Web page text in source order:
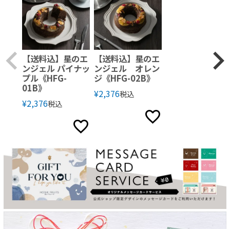
【送料込】星のエ
ンジェル パイナッ
プル《HFG-
01B》
¥2,376税込
【送料込】星のエ
ンジェル オレン
ジ《HFG-02B》
¥2,376税込